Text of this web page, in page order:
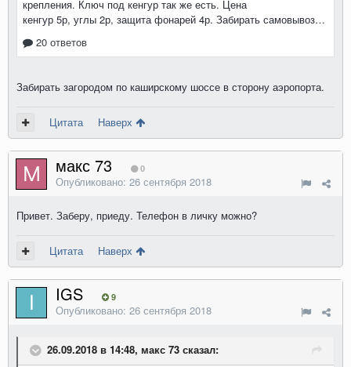
Забирать загородом по каширскому шоссе в сторону аэропорта.
Цитата Наверх
макс 73 0
Опубликовано: 26 сентября 2018
Привет. Заберу, приеду. Телефон в личку можно?
Цитата Наверх
IGS 9
Опубликовано: 26 сентября 2018
26.09.2018 в 14:48, макс 73 сказал: